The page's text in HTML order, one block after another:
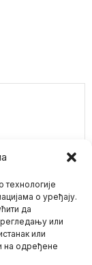
о уређају.
да
или
или
на одређене